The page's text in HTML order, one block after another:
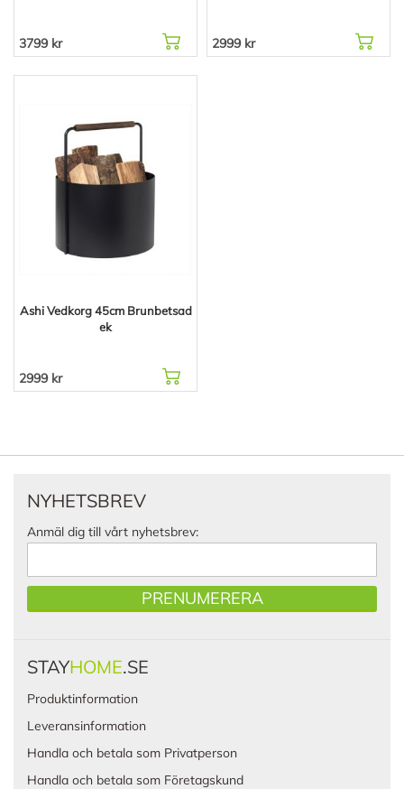
3799 kr 2999 kr
Ashi Vedkorg 45cm Brunbetsad
ek
2999 kr
NYHETSBREV
Anmäl dig till vårt nyhetsbrev:
PRENUMERERA
STAYHOME.SE
Produktinformation
Leveransinformation
Handla och betala som Privatperson
Handla och betala som Företagskund